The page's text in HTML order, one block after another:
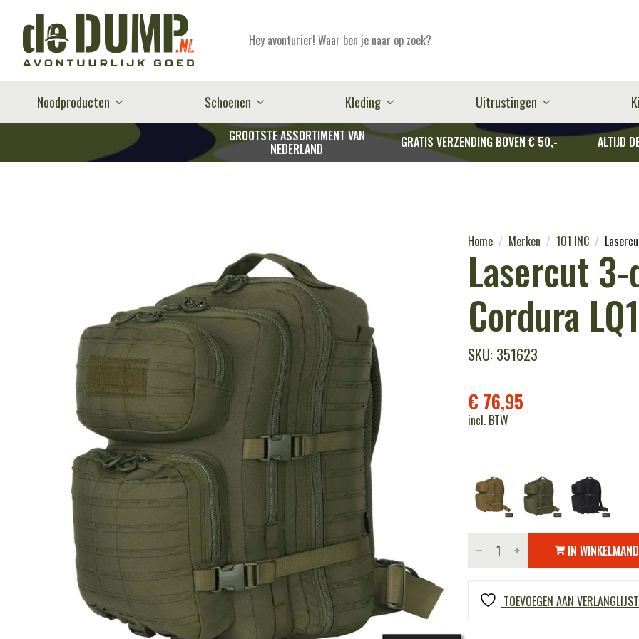
Zoeken
Noodproducten Schoenen Kleding Uitrustingen
GROOTSTE ASSORTIMENT VAN
NEDERLAND GRATIS VERZENDING BOVEN € 50,- ALTIJD
Home Merken 101 INC
Lasercut
Cordura
SKU: 351623
€ 76,95
incl. BTW
Lasercut
3-
assault
rugzak
Cordura
LQ16172
aantal
IN WINKELMAND
TOEVOEGEN AAN VERLANGLIJST